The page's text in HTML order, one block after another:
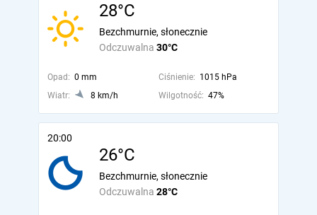
28°C
Odczuwalna 30°C
Bezchmurnie, słonecznie
Opad: 0 mm Ciśnienie: 1015 hPa
Wiatr:
8 km/h Wilgotność: 47%
20:00
26°C
Odczuwalna 28°C
Bezchmurnie, słonecznie